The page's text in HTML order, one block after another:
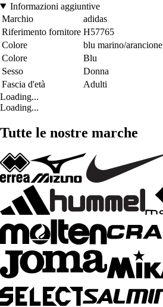
Informazioni aggiuntive
Marchio
adidas
Riferimento fornitore H57765
Colore
blu marino/arancione
Colore
Blu
Sesso
Donna
Fascia d'età
Adulti
Loading...
Loading...
Tutte le nostre marche